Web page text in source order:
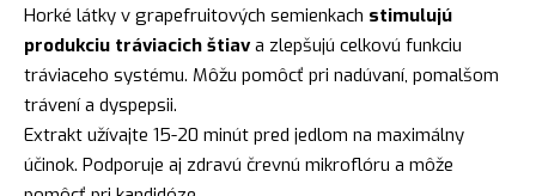
Horké látky v grapefruitových semienkach stimulujú
produkciu tráviacich štiava zlepšujú celkovú funkciu
tráviaceho systému. Môžu pomôcť pri nadúvaní, pomalšom
trávení a dyspepsii.
Extrakt užívajte 15-20 minút pred jedlom na maximálny
účinok. Podporuje aj zdravú črevnú mikroflóru a môže